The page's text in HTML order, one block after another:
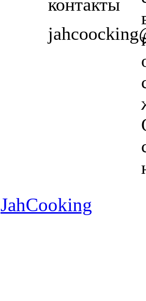
контакты
JahCooking